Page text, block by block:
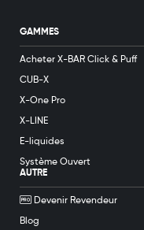
GAMMES
Acheter X-BAR Click & Puff
CUB-X
X-One Pro
X-LINE
E-liquides
Système Ouvert
AUTRE
Devenir Revendeur
Blog